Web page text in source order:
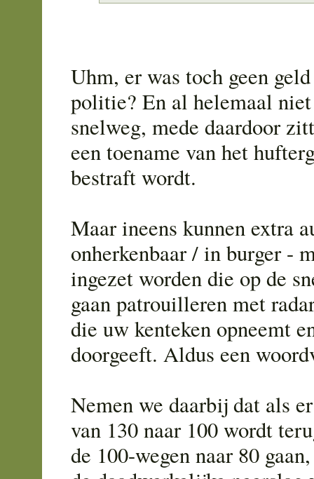
Uhm, er was toch geen
politie? En al helemaal
snelweg, mede daardoor
een toename van het
bestraft wordt.
Maar ineens kunnen extra
onherkenbaar / in burger -
ingezet worden die op de
gaan patrouilleren met
die uw kenteken opneemt
doorgeeft. Aldus een
Nemen we daarbij dat als
van 130 naar 100 wordt
de 100-wegen naar 80